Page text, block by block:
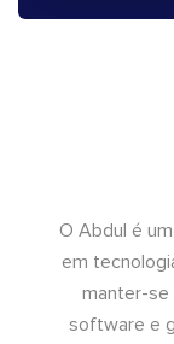
O Abdul é
em
manter-se
software e